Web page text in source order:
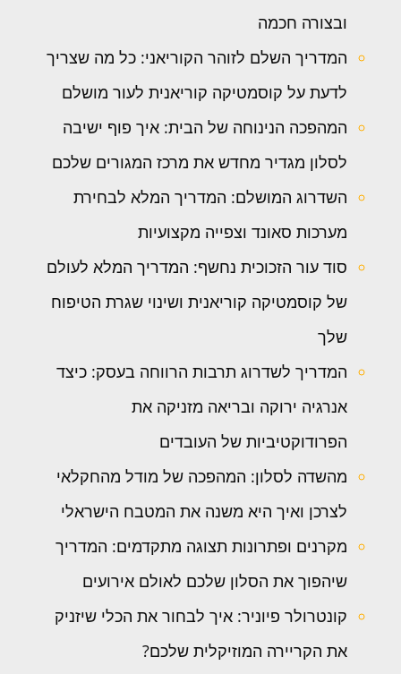
ובצורה חכמה
המדריך השלם לזוהר הקוריאני: כל מה שצריך
לדעת על קוסמטיקה קוריאנית לעור מושלם
המהפכה הנינוחה של הבית: איך פוף ישיבה
לסלון מגדיר מחדש את מרכז המגורים שלכם
השדרוג המושלם: המדריך המלא לבחירת
מערכות סאונד וצפייה מקצועיות
סוד עור הזכוכית נחשף: המדריך המלא לעולם
של קוסמטיקה קוריאנית ושינוי שגרת הטיפוח
שלך
המדריך לשדרוג תרבות הרווחה בעסק: כיצד
אנרגיה ירוקה ובריאה מזניקה את
הפרודוקטיביות של העובדים
מהשדה לסלון: המהפכה של מודל מהחקלאי
לצרכן ואיך היא משנה את המטבח הישראלי
מקרנים ופתרונות תצוגה מתקדמים: המדריך
שיהפוך את הסלון שלכם לאולם אירועים
קונטרולר פיוניר: איך לבחור את הכלי שיזניק
את הקריירה המוזיקלית שלכם?